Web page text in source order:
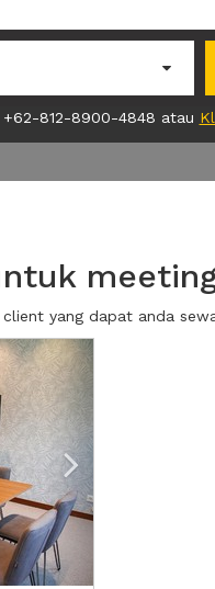
812-8900-4848 atau
yang dapat anda
Next2